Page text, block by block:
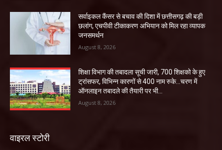
सर्वाइकल कैंसर से बचाव की दिशा में छत्तीसगढ़ की बड़ी
छलांग, एचपीवी टीकाकरण अभियान को मिल रहा व्यापक
जनसमर्थन
August 8, 2026
शिक्षा विभाग की तबादला सूची जारी, 700 शिक्षको के हुए
ट्रांसफर, विभिन्न कारणों से 400 नाम रुके…चरण में
ऑनलाइन तबादले की तैयारी पर भी...
August 8, 2026
वाइरल स्टोरी